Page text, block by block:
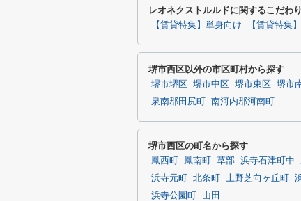
レオネクストルルドに関するこだわ
【賃貸特集】単身向け 【賃貸特集
堺市西区以外の市区町村から探す
堺市堺区 堺市中区 堺市東区 堺市
泉南郡田尻町
南河内郡河南町
堺市西区の町名から探す
鳳西町 鳳南町 草部 浜寺石津町中
浜寺元町
北条町 上野芝向ヶ丘町
浜寺公園町
山田